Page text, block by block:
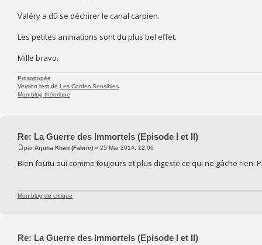
Valéry a dû se déchirer le canal carpien.
Les petites animations sont du plus bel effet.
Mille bravo.
Prosopopée
Version test de Les Cordes Sensibles
Mon blog théorique
Re: La Guerre des Immortels (Episode I et II)
parArjuna Khan (Fabric) » 25 Mar 2014, 12:06
Bien foutu oui comme toujours et plus digeste ce qui ne gâche
Mon blog de critique
Re: La Guerre des Immortels (Episode I et II)